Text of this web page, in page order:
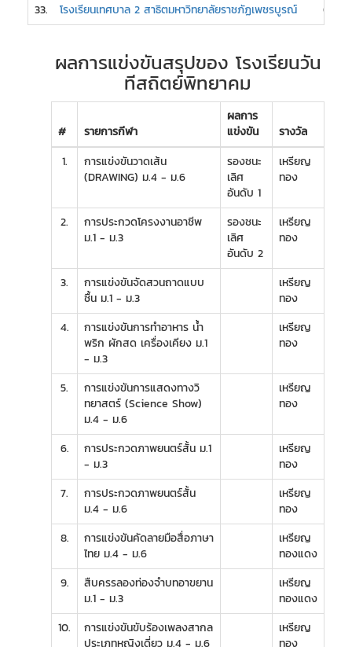
33. โรงเรียนเทศบาล 2 สาธิตมหาวิทยาลัยราชภัฏเพชรบูรณ์ 0
ผลการแข่งขันสรุปของ โรงเรียนวัน
ทีสถิตย์พิทยาคม
# รายการกีฬา
ผลการ
แข่งขัน
รางวัล
1.
การแข่งขันวาดเส้น
(DRAWING) ม.4 - ม.6
รองชนะ
เลิศ
อันดับ 1
เหรียญ
ทอง
2.
การประกวดโครงงานอาชีพ
ม.1 - ม.3
รองชนะ
เลิศ
อันดับ 2
เหรียญ
ทอง
3.
การแข่งขันจัดสวนถาดแบบ
ชื้น ม.1 - ม.3
เหรียญ
ทอง
4.
การแข่งขันการทำอาหาร น้ำ
พริก ผักสด เครื่องเคียง ม.1
- ม.3
เหรียญ
ทอง
5.
การแข่งขันการแสดงทางวิ
ทยาสตร์ (Science Show)
ม.4 - ม.6
เหรียญ
ทอง
6.
การประกวดภาพยนตร์สั้น ม.1
- ม.3
เหรียญ
ทอง
7.
การประกวดภาพยนตร์สั้น
ม.4 - ม.6
เหรียญ
ทอง
8.
การแข่งขันคัดลายมือสื่อภาษา
ไทย ม.4 - ม.6
เหรียญ
ทองแดง
9.
สืบครรลองท่องจำบทอาขยาน
ม.1 - ม.3
เหรียญ
ทองแดง
10.
การแข่งขันขับร้องเพลงสากล
ประเภทหญิงเดี่ยว ม.4 - ม.6
เหรียญ
ทอง